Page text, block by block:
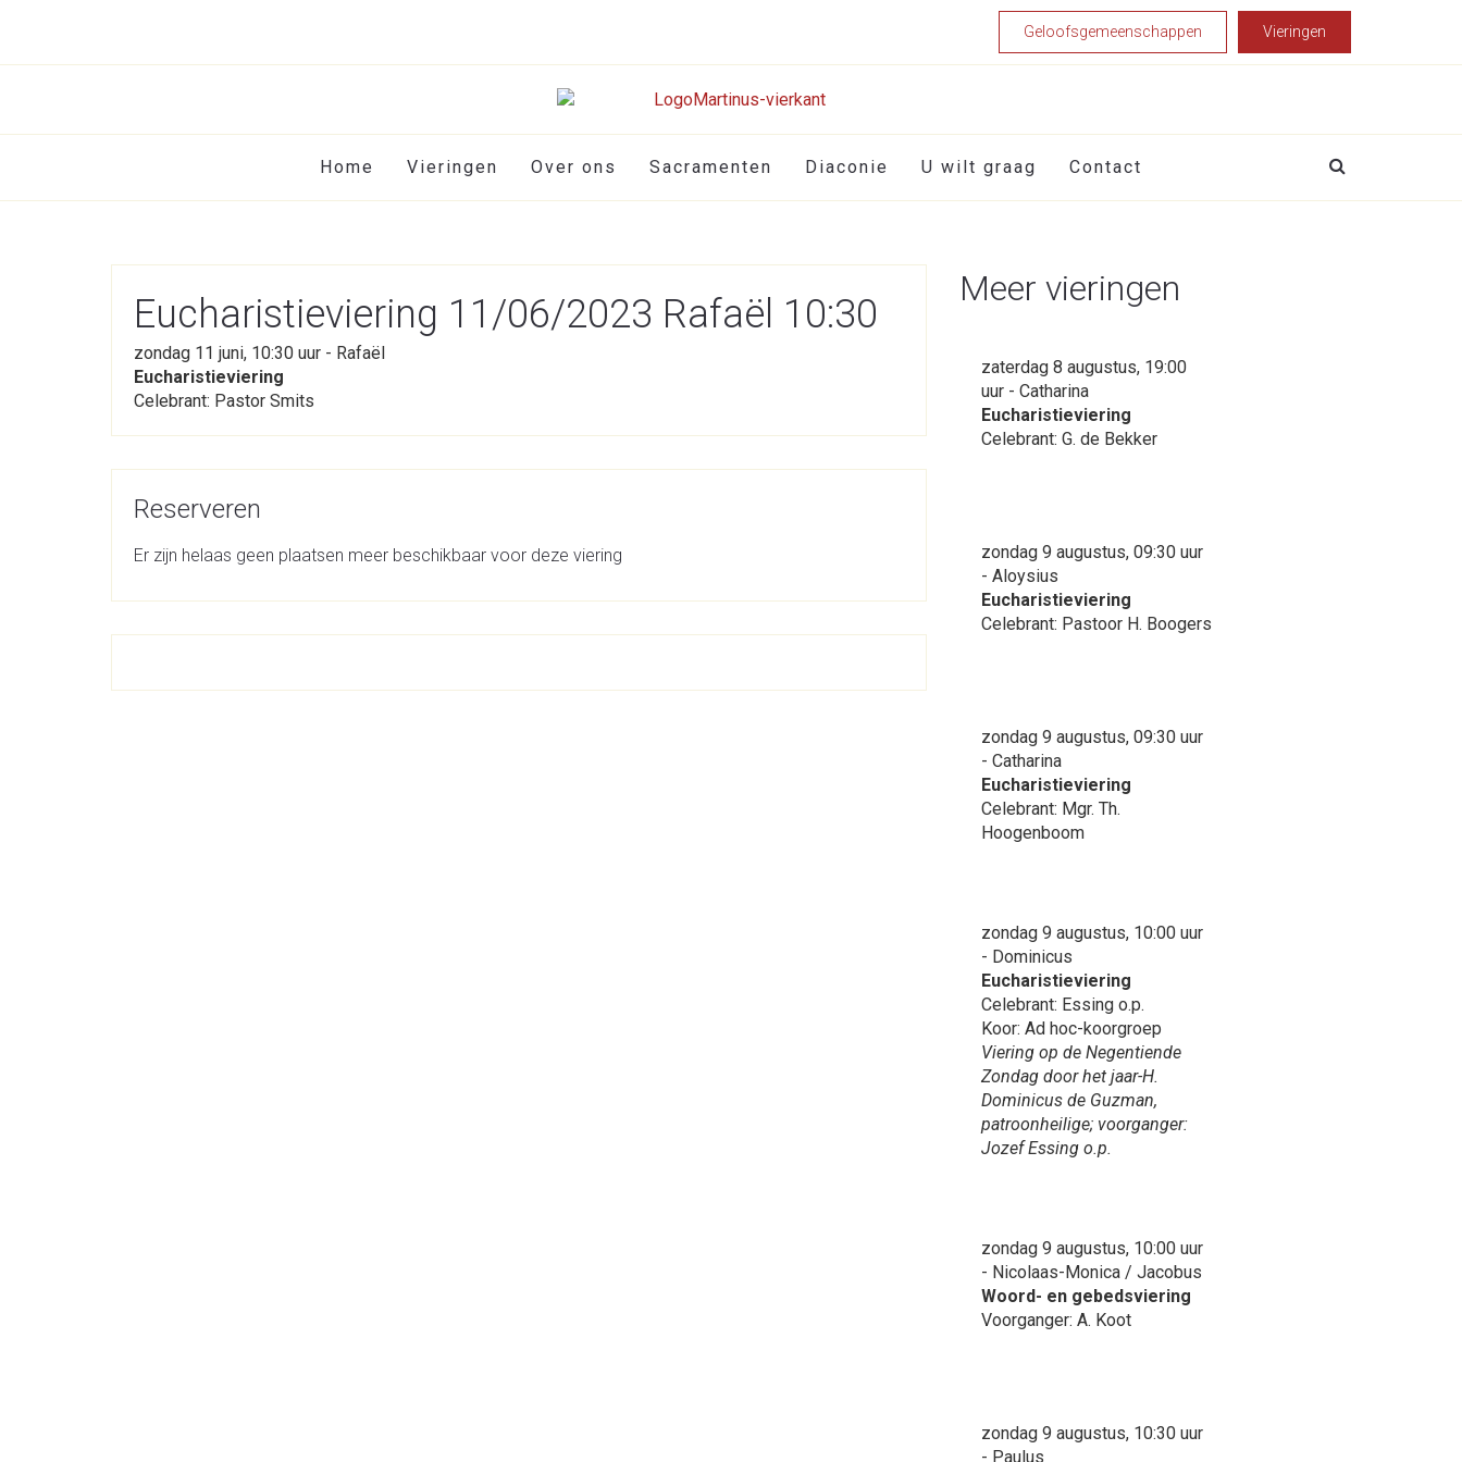
Geloofsgemeenschappen Vieringen
Home Vieringen Over ons Sacramenten Diaconie U wilt graag Contact
Eucharistieviering 11/06/2023 Rafaël 10:30
zondag 11 juni, 10:30 uur - Rafaël
Eucharistieviering
Celebrant: Pastor Smits
Reserveren
Er zijn helaas geen plaatsen meer beschikbaar voor deze viering
Meer vieringen
zaterdag 8 augustus, 19:00
uur - Catharina
Eucharistieviering
Celebrant: G. de Bekker
zondag 9 augustus, 09:30 uur
- Aloysius
Eucharistieviering
Celebrant: Pastoor H. Boogers
zondag 9 augustus, 09:30 uur
- Catharina
Eucharistieviering
Celebrant: Mgr. Th.
Hoogenboom
zondag 9 augustus, 10:00 uur
- Dominicus
Eucharistieviering
Celebrant: Essing o.p.
Koor: Ad hoc-koorgroep
Viering op de Negentiende
Zondag door het jaar-H.
Dominicus de Guzman,
patroonheilige; voorganger:
Jozef Essing o.p.
zondag 9 augustus, 10:00 uur
- Nicolaas-Monica / Jacobus
Woord- en gebedsviering
Voorganger: A. Koot
zondag 9 augustus, 10:30 uur
- Paulus